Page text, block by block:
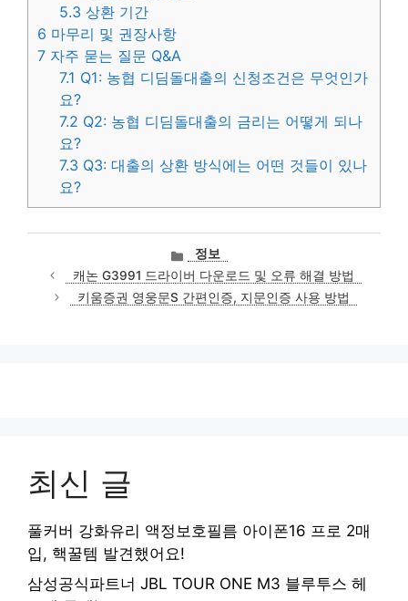
5.3 상환 기간
6 마무리 및 권장사항
7 자주 묻는 질문 Q&A
7.1 Q1: 농협 디딤돌대출의 신청조건은 무엇인가
요?
7.2 Q2: 농협 디딤돌대출의 금리는 어떻게 되나
요?
7.3 Q3: 대출의 상환 방식에는 어떤 것들이 있나
요?
카
테
고
리
정보
캐논 G3991 드라이버 다운로드 및 오류 해결 방법
키움증권 영웅문S 간편인증, 지문인증 사용 방법
최신 글
풀커버 강화유리 액정보호필름 아이폰16 프로 2매
입, 핵꿀템 발견했어요!
삼성공식파트너 JBL TOUR ONE M3 블루투스 헤